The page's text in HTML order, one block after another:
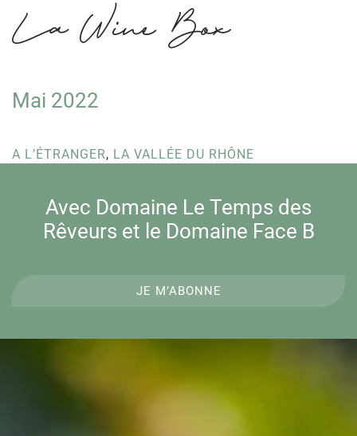
La Wine Box
Mai 2022
A L’ÉTRANGER, LA VALLÉE DU RHÔNE
Avec Domaine Le Temps des
Rêveurs et le Domaine Face B
JE M’ABONNE